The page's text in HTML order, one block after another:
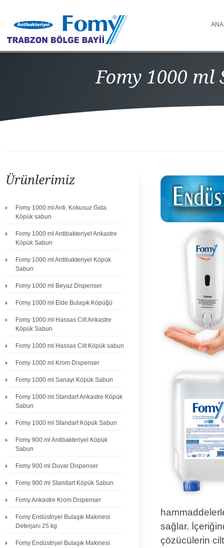
Fomy 1000 ml Anti. Kokusuz Gıda
Köpük sabun
Fomy 1000 ml Antibakteriyel Ankastre
Köpük Sabun
Fomy 1000 ml Antibakteriyel Köpük
Sabun
Fomy 1000 ml Beyaz Dispenser
Fomy 1000 ml Elde Bulaşık Köpüğü
Fomy 1000 ml Hassas Cilt Ankastre
Köpük Sabun
Fomy 1000 ml Hassas Cilt Köpük sabun
Fomy 1000 ml Krom Dispenser
Fomy 1000 ml Sanayi Köpük Sabun
Fomy 1000 ml Standart Ankastre Köpük
Sabun
Fomy 1000 ml Standart Köpük Sabun
Fomy 900 ml Antibakteriyel Köpük
Sabun
Fomy 900 ml Duvar Dispenser
Fomy 900 ml Standart Köpük Sabun
Fomy Ankastre Krom Dispenser
Fomy Endüstriyel Bulaşık Makinesi
Deterjanı 25 kg
Fomy Endüstriyel Bulaşık Makinesi
sağlar.
çözücülerin